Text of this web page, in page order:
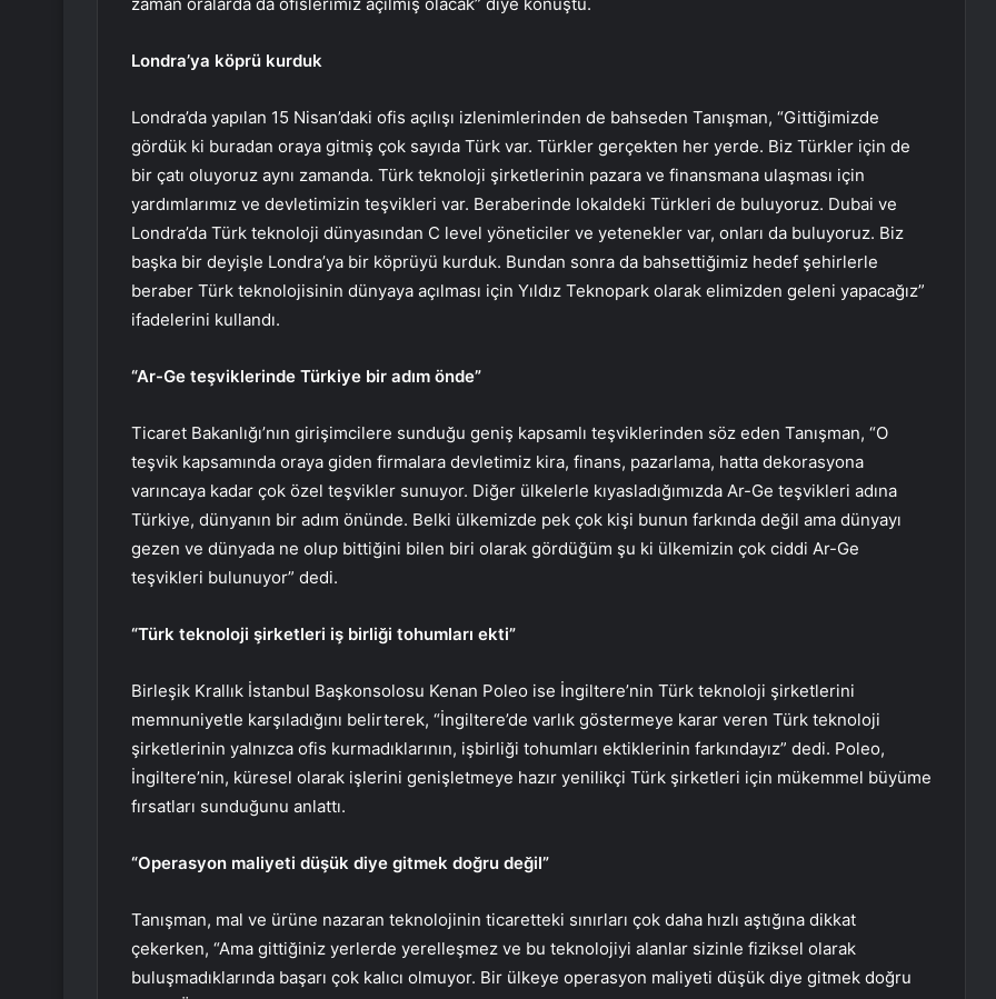
Londra’ya köprü kurduk
Londra’da yapılan 15 Nisan’daki ofis açılışı izlenimlerinden de bahseden Tanışman, “Gittiğimizde
gördük ki buradan oraya gitmiş çok sayıda Türk var. Türkler gerçekten her yerde. Biz Türkler için de
bir çatı oluyoruz aynı zamanda. Türk teknoloji şirketlerinin pazara ve finansmana ulaşması için
yardımlarımız ve devletimizin teşvikleri var. Beraberinde lokaldeki Türkleri de buluyoruz. Dubai ve
Londra’da Türk teknoloji dünyasından C level yöneticiler ve yetenekler var, onları da buluyoruz. Biz
başka bir deyişle Londra’ya bir köprüyü kurduk. Bundan sonra da bahsettiğimiz hedef şehirlerle
beraber Türk teknolojisinin dünyaya açılması için Yıldız Teknopark olarak elimizden geleni yapacağız”
ifadelerini kullandı.
“Ar-Ge teşviklerinde Türkiye bir adım önde”
Ticaret Bakanlığı’nın girişimcilere sunduğu geniş kapsamlı teşviklerinden söz eden Tanışman, “O
teşvik kapsamında oraya giden firmalara devletimiz kira, finans, pazarlama, hatta dekorasyona
varıncaya kadar çok özel teşvikler sunuyor. Diğer ülkelerle kıyasladığımızda Ar-Ge teşvikleri adına
Türkiye, dünyanın bir adım önünde. Belki ülkemizde pek çok kişi bunun farkında değil ama dünyayı
gezen ve dünyada ne olup bittiğini bilen biri olarak gördüğüm şu ki ülkemizin çok ciddi Ar-Ge
teşvikleri bulunuyor” dedi.
“Türk teknoloji şirketleri iş birliği tohumları ekti”
Birleşik Krallık İstanbul Başkonsolosu Kenan Poleo ise İngiltere’nin Türk teknoloji şirketlerini
memnuniyetle karşıladığını belirterek, “İngiltere’de varlık göstermeye karar veren Türk teknoloji
şirketlerinin yalnızca ofis kurmadıklarının, işbirliği tohumları ektiklerinin farkındayız” dedi. Poleo,
İngiltere’nin, küresel olarak işlerini genişletmeye hazır yenilikçi Türk şirketleri için mükemmel büyüme
fırsatları sunduğunu anlattı.
“Operasyon maliyeti düşük diye gitmek doğru değil”
Tanışman, mal ve ürüne nazaran teknolojinin ticaretteki sınırları çok daha hızlı aştığına dikkat
çekerken, “Ama gittiğiniz yerlerde yerelleşmez ve bu teknolojiyi alanlar sizinle fiziksel olarak
buluşmadıklarında başarı çok kalıcı olmuyor. Bir ülkeye operasyon maliyeti düşük diye gitmek doğru